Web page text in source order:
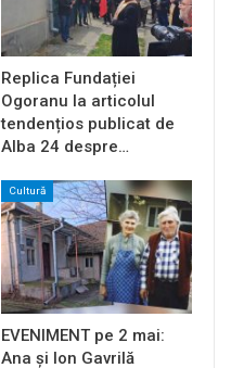
Replica Fundației
Ogoranu la articolul
tendențios publicat de
Alba 24 despre…
Cultură
EVENIMENT pe 2 mai:
Ana și Ion Gavrilă